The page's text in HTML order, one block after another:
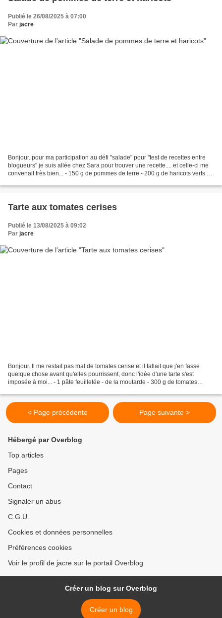
Publié le 26/08/2025 à 07:00
Par jacre
Bonjour. pour ma participation au défi "salade" pour "test de recettes entre
blogueurs" je suis allée chez Sara pour trouver une recette.... et celle-ci me
convenait très bien... - 150 g de pommes de terre - 200 g de haricots verts - 1
Tarte aux tomates cerises
Publié le 13/08/2025 à 09:02
Par jacre
Bonjour. Il me restait pas mal de tomates cerise et il fallait que j'en fasse
quelque chose avant qu'elles pourrissent, donc l'idée d'une tarte s'est
imposée à moi... - 1 pâte feuilletée - de la moutarde - 300 g de tomates
< Page précédente Page suivante >
Hébergé par Overblog
Top articles
Pages
Contact
Signaler un abus
C.G.U.
Cookies et données personnelles
Préférences cookies
Voir le profil de jacre sur le portail Overblog
Créer un blog sur Overblog
Créer un blog